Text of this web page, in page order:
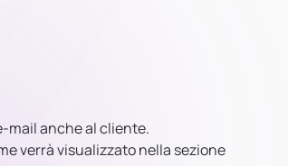
mail anche al cliente.
verrà visualizzato nella sezione